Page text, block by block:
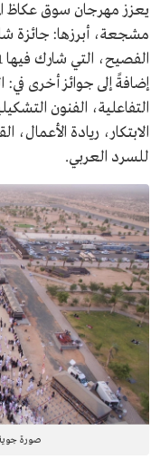
يعزز مهرجان سوق عكاظ
مشجعة، أبرزها: جائزة
إضافةً إلى جوائز أخرى في:
التفاعلية، الفنون
الابتكار، ريادة
للسرد العربي.
صورة